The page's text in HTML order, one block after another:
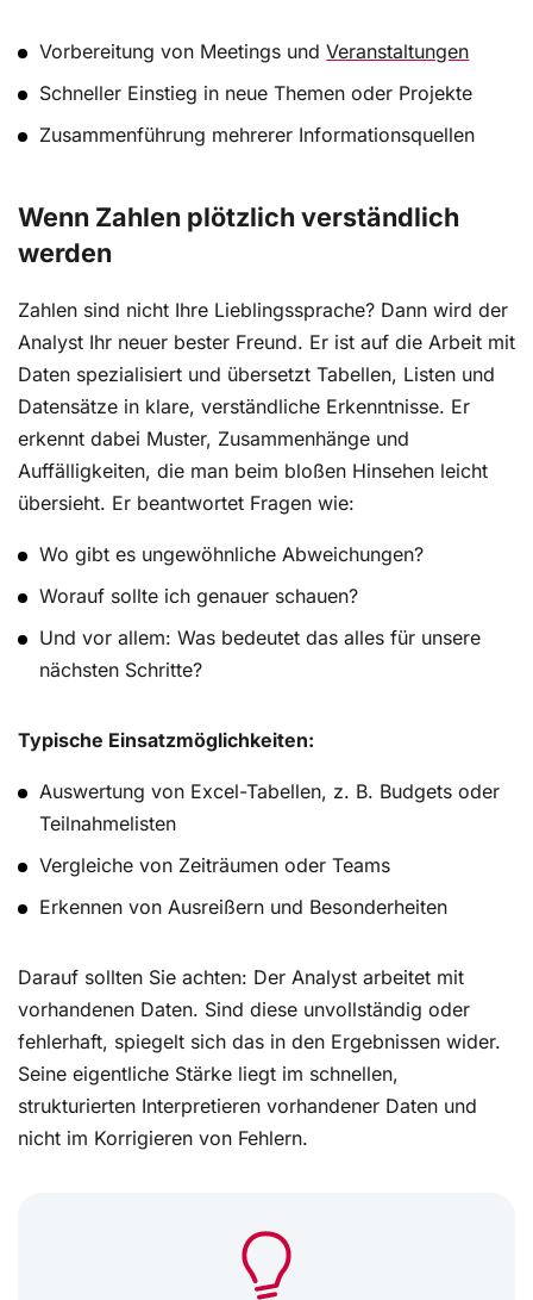
Vorbereitung von Meetings undVeranstaltungen
Schneller Einstieg in neue Themen oder Projekte
Zusammenführung mehrerer Informationsquellen
Wenn Zahlen plötzlich verständlich
werden
Zahlen sind nicht Ihre Lieblingssprache? Dann wird der
Analyst Ihr neuer bester Freund. Er ist auf die Arbeit mit
Daten spezialisiert und übersetzt Tabellen, Listen und
Datensätze in klare, verständliche Erkenntnisse. Er
erkennt dabei Muster, Zusammenhänge und
Auffälligkeiten, die man beim bloßen Hinsehen leicht
übersieht. Er beantwortet Fragen wie:
Wo gibt es ungewöhnliche Abweichungen?
Worauf sollte ich genauer schauen?
Und vor allem: Was bedeutet das alles für unsere
nächsten Schritte?
Typische Einsatzmöglichkeiten:
Auswertung von Excel-Tabellen, z. B. Budgets oder
Teilnahmelisten
Vergleiche von Zeiträumen oder Teams
Erkennen von Ausreißern und Besonderheiten
Darauf sollten Sie achten: Der Analyst arbeitet mit
vorhandenen Daten. Sind diese unvollständig oder
fehlerhaft, spiegelt sich das in den Ergebnissen wider.
Seine eigentliche Stärke liegt im schnellen,
strukturierten Interpretieren vorhandener Daten und
nicht im Korrigieren von Fehlern.